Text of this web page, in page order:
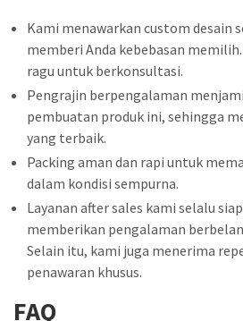
Kami menawarkan custom desain
memberi Anda kebebasan
ragu untuk berkonsultasi.
Pengrajin berpengalaman
pembuatan produk ini, sehingga
yang terbaik.
Packing aman dan rapi untuk
dalam kondisi sempurna.
Layanan after sales kami selalu
memberikan pengalaman
Selain itu, kami juga menerima
penawaran khusus.
FAQ